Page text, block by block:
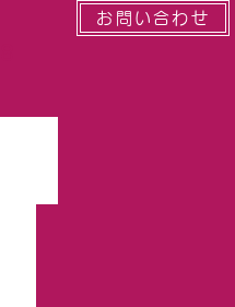
お問い合わせ